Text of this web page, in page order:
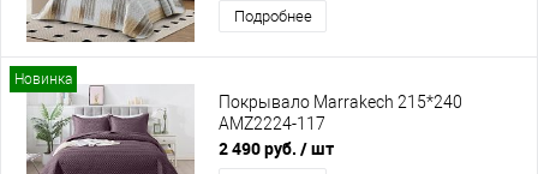
Подробнее
Новинка
Покрывало Marrakech 215*240
AMZ2224-117
2 490 руб. / шт